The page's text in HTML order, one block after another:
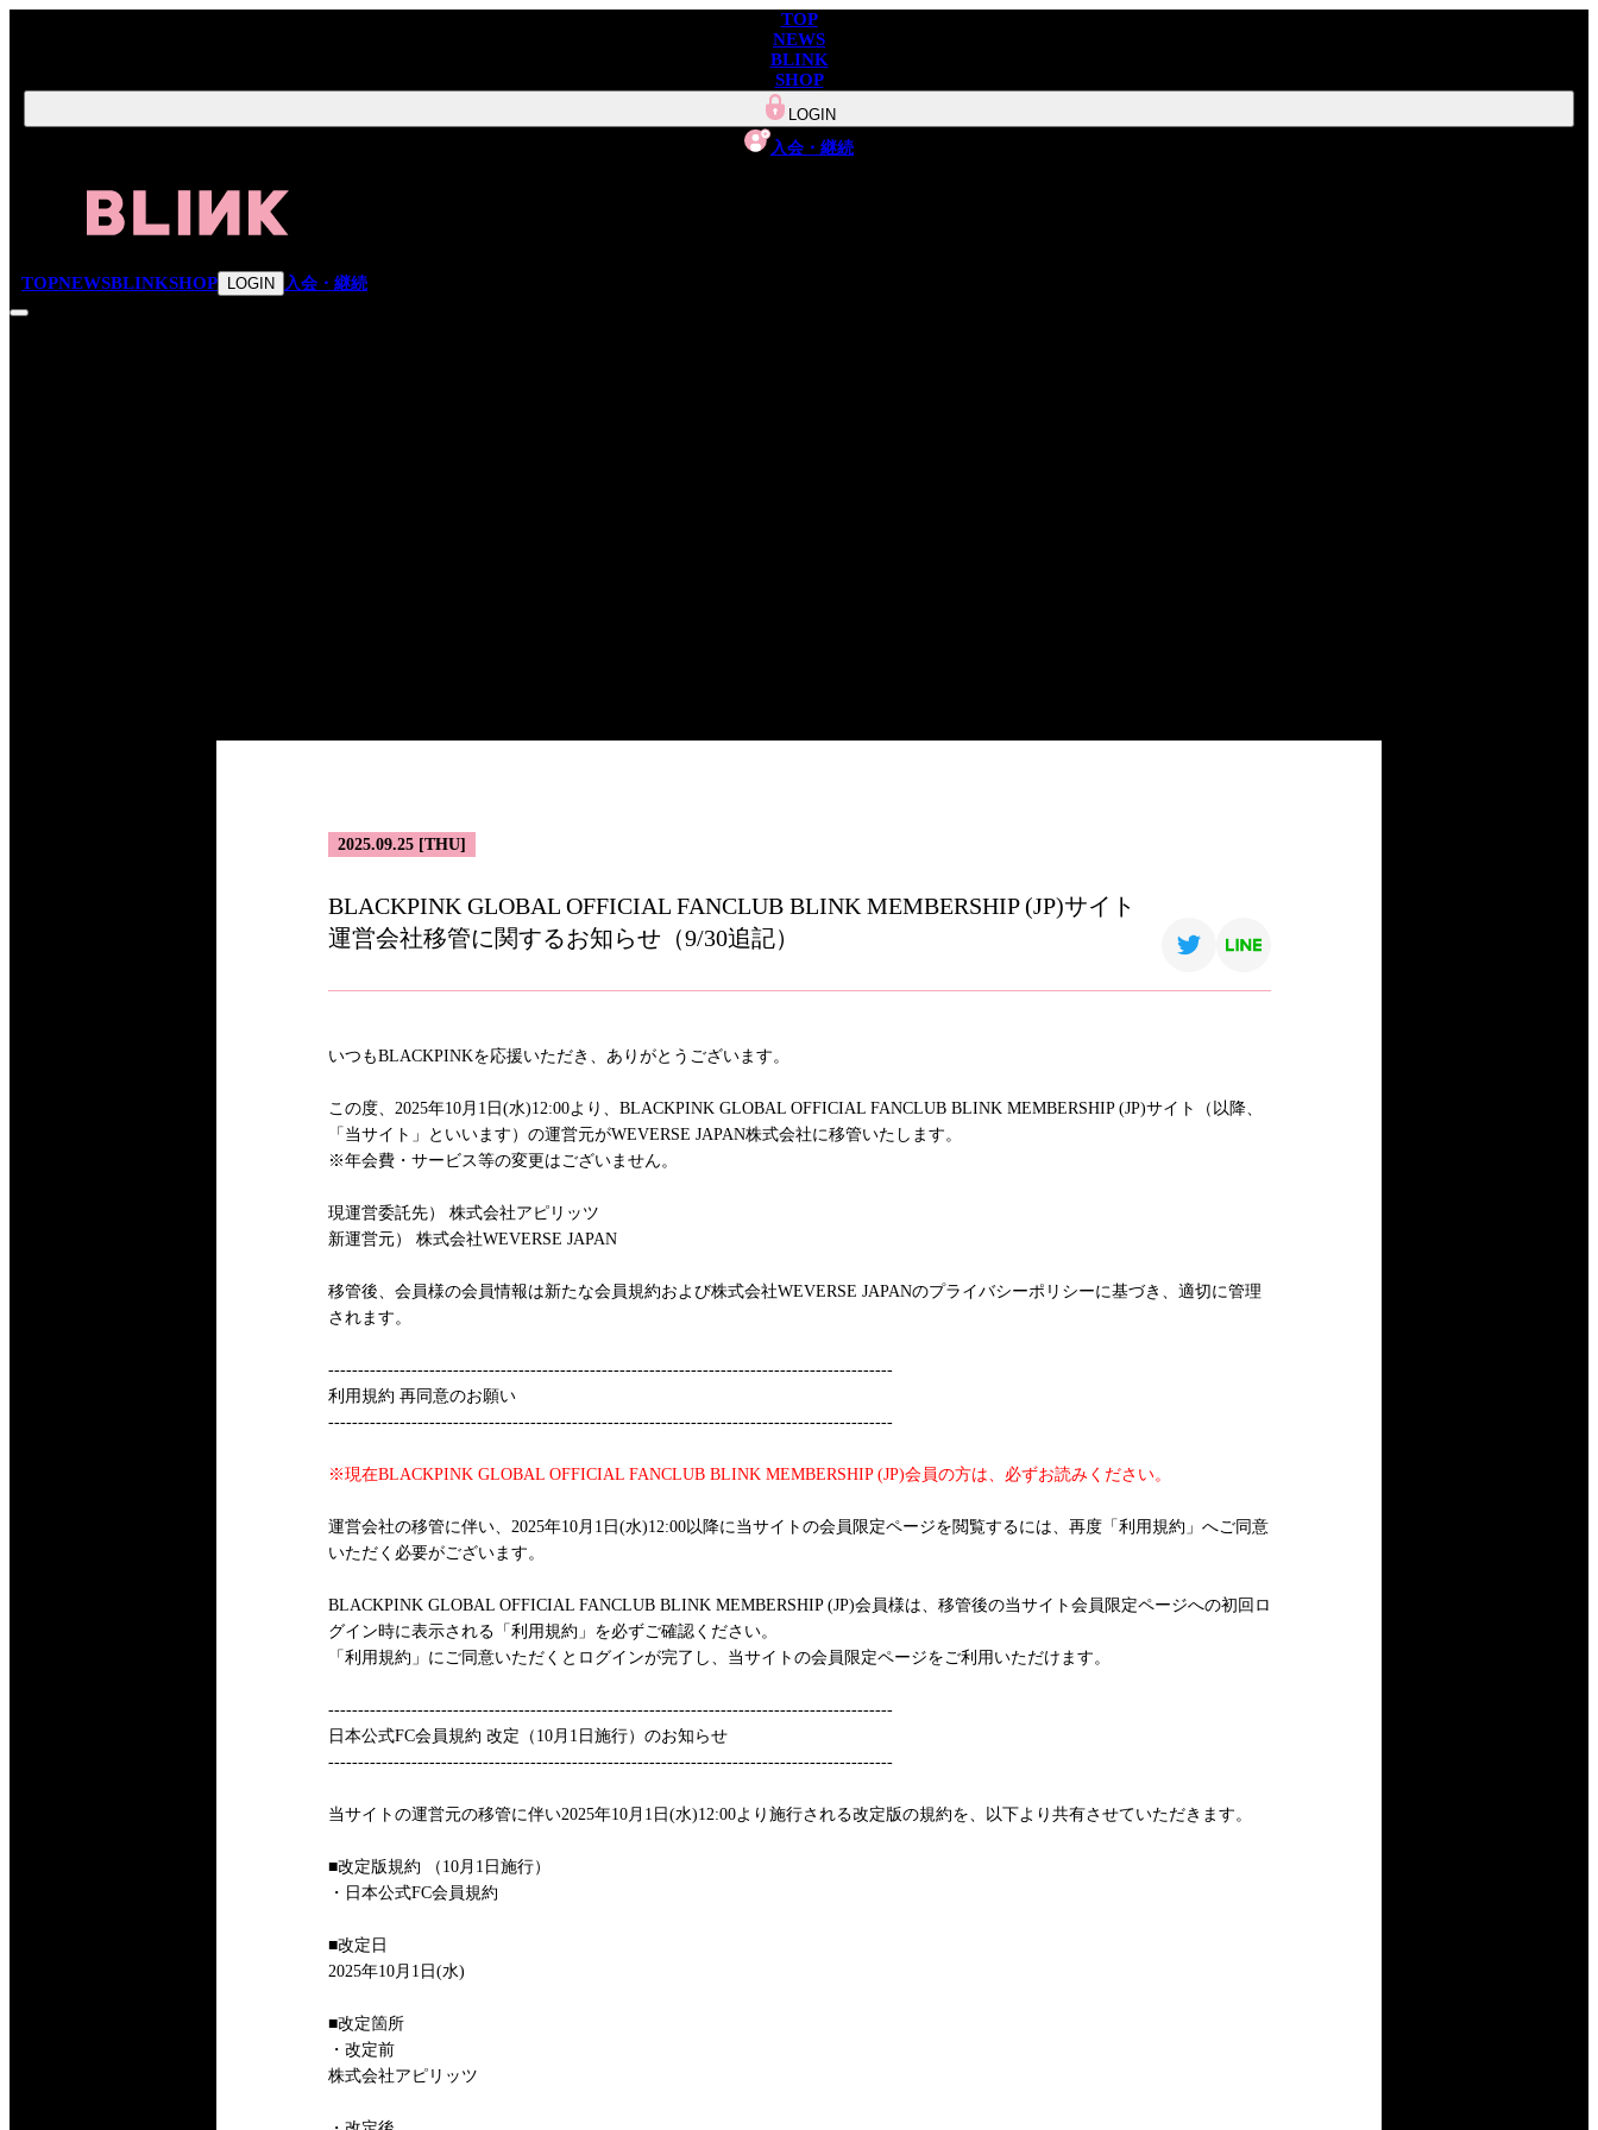
TOP
NEWS
BLINK
SHOP
LOGIN
入会・継続
TOPNEWSBLINKSHOP LOGIN 入会・継続
2025.09.25 [THU]
BLACKPINK GLOBAL OFFICIAL FANCLUB BLINK MEMBERSHIP (JP)サイト
運営会社移管に関するお知らせ（9/30追記）
いつもBLACKPINKを応援いただき、ありがとうございます。
この度、2025年10月1日(水)12:00より、BLACKPINK GLOBAL OFFICIAL FANCLUB BLINK MEMBERSHIP (JP)サイト（以降、
「当サイト」といいます）の運営元がWEVERSE JAPAN株式会社に移管いたします。
※年会費・サービス等の変更はございません。
現運営委託先） 株式会社アピリッツ
新運営元） 株式会社WEVERSE JAPAN
移管後、会員様の会員情報は新たな会員規約および株式会社WEVERSE JAPANのプライバシーポリシーに基づき、適切に管理
されます。
-----------------------------------------------------------------------------------------------
利用規約 再同意のお願い
-----------------------------------------------------------------------------------------------
※現在BLACKPINK GLOBAL OFFICIAL FANCLUB BLINK MEMBERSHIP (JP)会員の方は、必ずお読みください。
運営会社の移管に伴い、2025年10月1日(水)12:00以降に当サイトの会員限定ページを閲覧するには、再度「利用規約」へご同意
いただく必要がございます。
BLACKPINK GLOBAL OFFICIAL FANCLUB BLINK MEMBERSHIP (JP)会員様は、移管後の当サイト会員限定ページへの初回ロ
グイン時に表示される「利用規約」を必ずご確認ください。
「利用規約」にご同意いただくとログインが完了し、当サイトの会員限定ページをご利用いただけます。
-----------------------------------------------------------------------------------------------
日本公式FC会員規約 改定（10月1日施行）のお知らせ
-----------------------------------------------------------------------------------------------
当サイトの運営元の移管に伴い2025年10月1日(水)12:00より施行される改定版の規約を、以下より共有させていただきます。
■改定版規約 （10月1日施行）
・日本公式FC会員規約
■改定日
2025年10月1日(水)
■改定箇所
・改定前
株式会社アピリッツ